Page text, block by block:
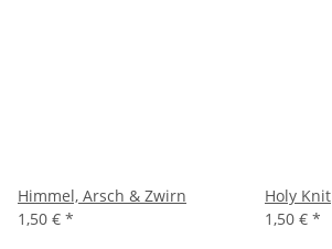
Himmel, Arsch & Zwirn
1,50 € *
Holy Knit
1,50 € *